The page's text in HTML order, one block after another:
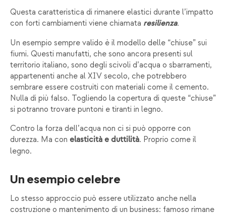
Questa caratteristica di rimanere elastici durante l’impatto
con forti cambiamenti viene chiamata resilienza.
Un esempio sempre valido è il modello delle “chiuse” sui
fiumi. Questi manufatti, che sono ancora presenti sul
territorio italiano, sono degli scivoli d’acqua o sbarramenti,
appartenenti anche al XIV secolo, che potrebbero
sembrare essere costruiti con materiali come il cemento.
Nulla di più falso. Togliendo la copertura di queste “chiuse”
si potranno trovare puntoni e tiranti in legno.
Contro la forza dell’acqua non ci si può opporre con
durezza. Ma con elasticità e duttilità. Proprio come il
legno.
Un esempio celebre
Lo stesso approccio può essere utilizzato anche nella
costruzione o mantenimento di un business: famoso rimane